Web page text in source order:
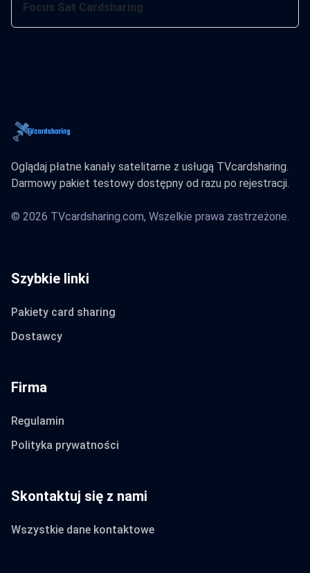
Focus Sat Cardsharing
Oglądaj płatne kanały satelitarne z usługą TVcardsharing.
Darmowy pakiet testowy dostępny od razu po rejestracji.
© 2026 TVcardsharing.com, Wszelkie prawa zastrzeżone.
Szybkie linki
Pakiety card sharing
Dostawcy
Firma
Regulamin
Polityka prywatności
Skontaktuj się z nami
Wszystkie dane kontaktowe